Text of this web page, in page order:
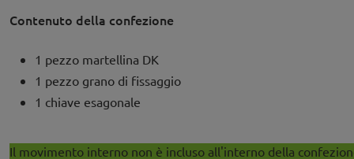
Contenuto della confezione
1 pezzo martellina DK
1 pezzo grano di fissaggio
1 chiave esagonale
Il movimento interno non è incluso all'interno della